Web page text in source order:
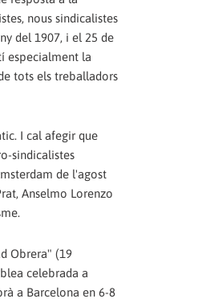
nous sindicalistes
del 1907, i el 25 de
especialment la
tots els treballadors
I cal afegir que
sindicalistes
de l'agost
Anselmo Lorenzo
Obrera" (19
celebrada a
a Barcelona en 6-8